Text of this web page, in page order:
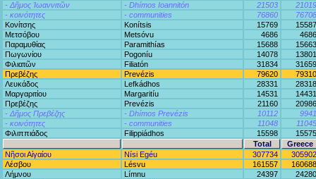
- Δῆμος Ἰωαννιτῶν
- Dhímos Ioannitón 21503
21019
- κοινότητες
- communities 76860
76708
Κονίτσης
Konítsis 15769
15587
Μετσόβου
Metsóvu 4686
4686
Παραμυθίας
Paramithías 15688
15663
Πωγωνίου
Pogoníu 14078
13801
Φιλιατῶν
Filiatón 31834
31659
Πρεβέζης
Prevézis 79620
79310
Λευκάδος
Lefkádhos 28331
28318
Μαργαριτίου
Margaritíu 14531
14431
Πρεβέζης
Prevézis 21160
20986
- Δῆμος Πρεβέζης
- Dhímos Prevézis 10112
9941
- κοινότητες
- communities 11048
11045
Φιλιππιάδος
Filippiádhos 15598
15575
Total
Greece
Νῆσοι Αἰγαίου
Nísi Egéu 307734
305902
Λέσβου
Lésvu 161557
160688
Λήμνου
Límnu 24397
24280